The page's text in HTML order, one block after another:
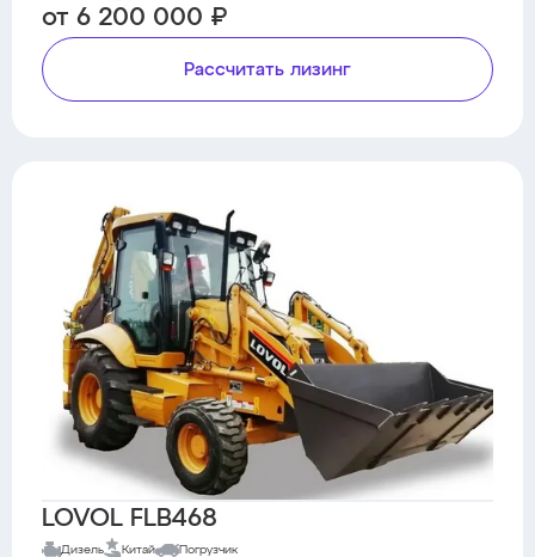
от 6 200 000 ₽
Рассчитать лизинг
LOVOL FLB468
Дизель Китай Погрузчик